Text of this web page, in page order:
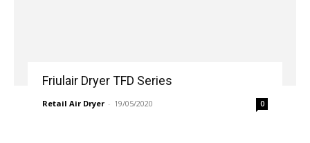
Friulair Dryer TFD Series
Retail Air Dryer - 19/05/2020 0